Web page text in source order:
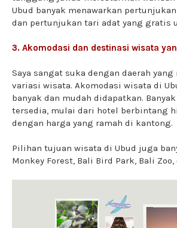
Ubud banyak menawarkan
dan pertunjukan tari adat yang gratis
3. Akomodasi dan destinasi wisata
Saya sangat suka dengan daerah yang
variasi wisata. Akomodasi wisata di
banyak dan mudah didapatkan.
tersedia, mulai dari hotel berbintang
dengan harga yang ramah di kantong.
Pilihan tujuan wisata di Ubud juga
Monkey Forest, Bali Bird Park, Bali